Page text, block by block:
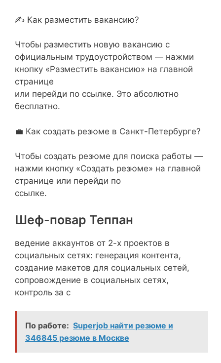
✍ Как разместить вакансию?
Чтобы разместить новую вакансию с
официальным трудоустройством — нажми
кнопку «Разместить вакансию» на главной
странице
или перейди по ссылке. Это абсолютно
бесплатно.
💼 Как создать резюме в Санкт-Петербурге?
Чтобы создать резюме для поиска работы —
нажми кнопку «Создать резюме» на главной
странице или перейди по
ссылке.
Шеф-повар Теппан
ведение аккаунтов от 2-х проектов в
социальных сетях: генерация контента,
создание макетов для социальных сетей,
сопровождение в социальных сетях,
контроль за с
По работе: Superjob найти резюме и
346845 резюме в Москве